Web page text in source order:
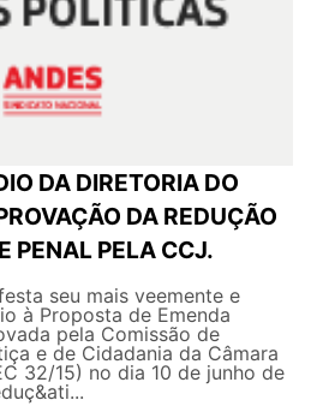
DA DIRETORIA DO
DA REDUÇÃO
PENAL PELA CCJ.
seu mais veemente e
à Proposta de Emenda
pela Comissão de
e de Cidadania da Câmara
32/15) no dia 10 de junho de